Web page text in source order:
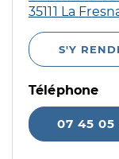
35111 La
S'Y
Téléphone
07 45 05